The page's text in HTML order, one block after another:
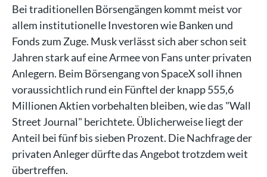
Bei traditionellen Börsengängen kommt meist vor
allem institutionelle Investoren wie Banken und
Fonds zum Zuge. Musk verlässt sich aber schon seit
Jahren stark auf eine Armee von Fans unter privaten
Anlegern. Beim Börsengang von SpaceX soll ihnen
voraussichtlich rund ein Fünftel der knapp 555,6
Millionen Aktien vorbehalten bleiben, wie das "Wall
Street Journal" berichtete. Üblicherweise liegt der
Anteil bei fünf bis sieben Prozent. Die Nachfrage der
privaten Anleger dürfte das Angebot trotzdem weit
übertreffen.